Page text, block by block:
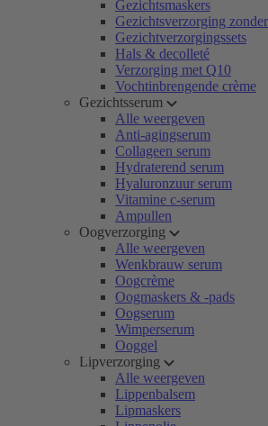
Gezichtsmaskers
Gezichtsverzorging
Gezichtverzorgingssets
Hals & decolleté
Verzorging met Q10
Vochtinbrengende crème
Gezichtsserum
Alle weergeven
Anti-agingserum
Collageen serum
Hydraterend serum
Hyaluronzuur serum
Vitamine c-serum
Ampullen
Oogverzorging
Alle weergeven
Wenkbrauw serum
Oogcrème
Oogmaskers & -pads
Oogserum
Wimperserum
Ooggel
Lipverzorging
Alle weergeven
Lippenbalsem
Lipmaskers